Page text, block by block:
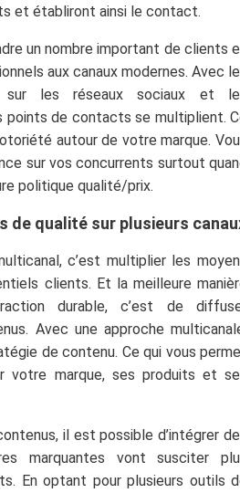
et établiront ainsi le contact.
un nombre important de clients
aux canaux modernes. Avec
sur les réseaux sociaux et
points de contacts se multiplient.
autour de votre marque.
sur vos concurrents surtout
politique qualité/prix.
de qualité sur plusieurs
c’est multiplier les
clients. Et la meilleure
durable, c’est de
Avec une approche
de contenu. Ce qui vous
votre marque, ses produits et
il est possible d’intégrer
marquantes vont susciter
En optant pour plusieurs outils